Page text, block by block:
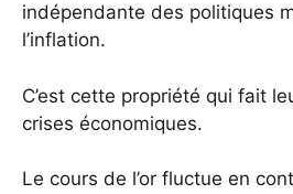
indépendante des politiques
l’inflation.
C’est cette propriété qui fait
crises économiques.
Le cours de l’or fluctue en